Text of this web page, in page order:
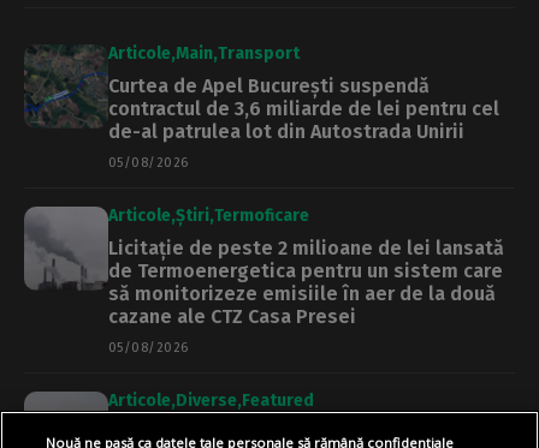
Articole Main Transport
Curtea de Apel București suspendă
contractul de 3,6 miliarde de lei pentru cel
de-al patrulea lot din Autostrada Unirii
05/08/2026
Articole Știri Termoficare
Licitație de peste 2 milioane de lei lansată
de Termoenergetica pentru un sistem care
să monitorizeze emisiile în aer de la două
cazane ale CTZ Casa Presei
05/08/2026
Articole Diverse Featured
INTERVIU | Expertul în energie Ionuț Purica,
Nouă ne pasă ca datele tale personale să rămână confidențiale